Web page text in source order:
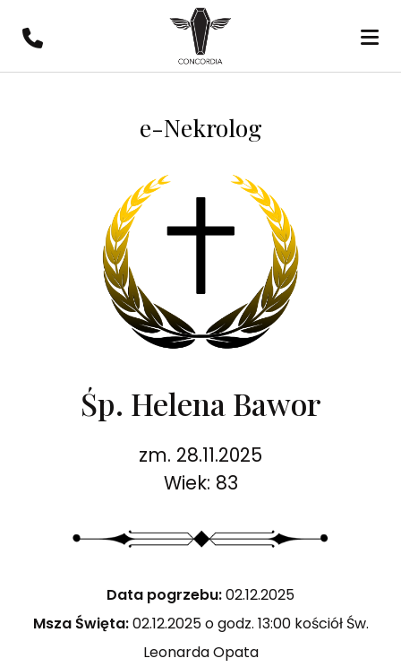
e-Nekrolog
Śp. Helena Bawor
zm. 28.11.2025
Wiek: 83
Data pogrzebu:02.12.2025
Msza Święta:02.12.2025 o godz. 13:00 kościół Św.
Leonarda Opata